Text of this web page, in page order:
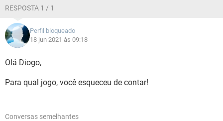
RESPOSTA 1 / 1
Perfil bloqueado
18 jun 2021 às 09:18
Olá Diogo,
Para qual jogo, você esqueceu de contar!
Conversas semelhantes